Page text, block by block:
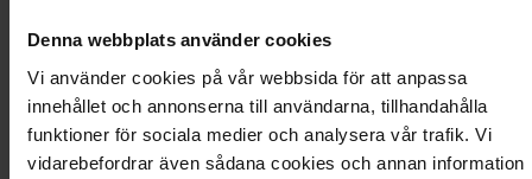
Denna webbplats använder cookies
Vi använder cookies på vår webbsida för att anpassa
innehållet och annonserna till användarna, tillhandahålla
funktioner för sociala medier och analysera vår trafik. Vi
vidarebefordrar även sådana cookies och annan information
personlig handledare. Våra kunder erbjuds
förmånliga priser på kurserna. För att ta del av
erbjudandet anger dunamnet på vår
begravningsbyråi samband med bokningen.